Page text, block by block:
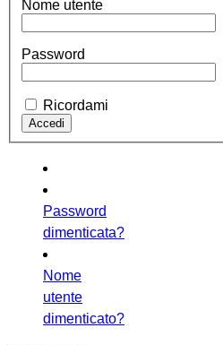
Nome utente
Password
Ricordami
Password
dimenticata?
Nome
utente
dimenticato?